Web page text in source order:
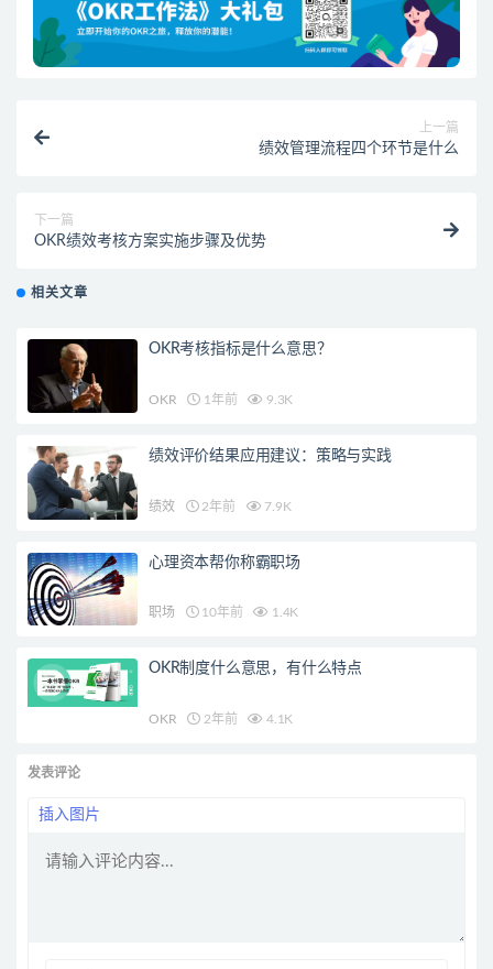
上一篇
绩效管理流程四个环节是什么
下一篇
OKR绩效考核方案实施步骤及优势
相关文章
OKR考核指标是什么意思？
OKR 1年前 9.3K
绩效评价结果应用建议：策略与实践
绩效 2年前 7.9K
心理资本帮你称霸职场
职场 10年前 1.4K
OKR制度什么意思，有什么特点
OKR 2年前 4.1K
发表评论
插入图片